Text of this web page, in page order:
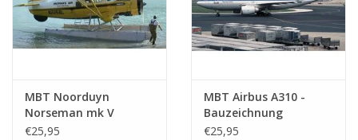
MBT Noorduyn
Norseman mk V
Transportflugzeug -
€25,95
MBT Airbus A310 -
Bauzeichnung
Maßstab 1 : 100
€25,95